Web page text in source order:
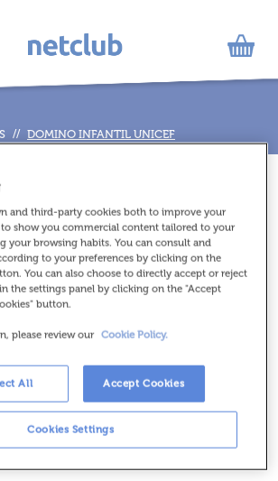
// DOMINO INFANTIL UNICEF
and third-party cookies both to improve your
to show you commercial content tailored to your
your browsing habits. You can consult and
to your preferences by clicking on the
You can also choose to directly accept or reject
the settings panel by clicking on the "Accept
button.
please review our Cookie Policy.
Cookies Settings
All Accept Cookies